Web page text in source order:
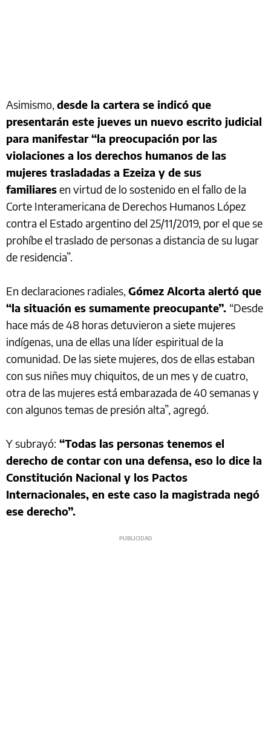
Asimismo, desde la cartera se indicó que
presentarán este jueves un nuevo escrito judicial
para manifestar “la preocupación por las
violaciones a los derechos humanos de las
mujeres trasladadas a Ezeiza y de sus
familiaresen virtud de lo sostenido en el fallo de la
Corte Interamericana de Derechos Humanos López
contra el Estado argentino del 25/11/2019, por el que se
prohíbe el traslado de personas a distancia de su lugar
de residencia”.
En declaraciones radiales, Gómez Alcorta alertó que
“la situación es sumamente preocupante”. “Desde
hace más de 48 horas detuvieron a siete mujeres
indígenas, una de ellas una líder espiritual de la
comunidad. De las siete mujeres, dos de ellas estaban
con sus niñes muy chiquitos, de un mes y de cuatro,
otra de las mujeres está embarazada de 40 semanas y
con algunos temas de presión alta”, agregó.
Y subrayó: “Todas las personas tenemos el
derecho de contar con una defensa, eso lo dice la
Constitución Nacional y los Pactos
Internacionales, en este caso la magistrada negó
ese derecho”.